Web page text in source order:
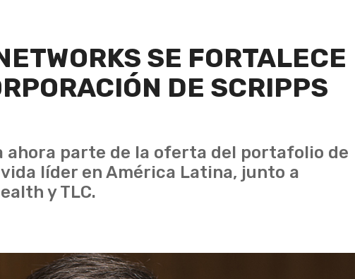
SE FORTALECE
DE SCRIPPS
ahora parte de la oferta del portafolio de
líder en América Latina, junto a
y TLC.